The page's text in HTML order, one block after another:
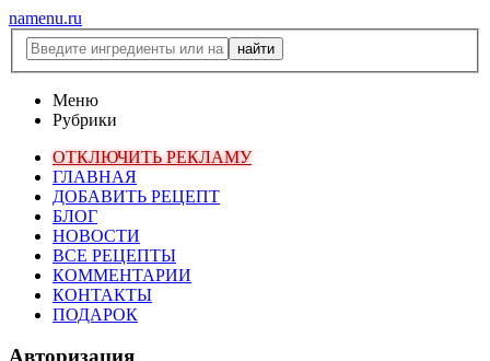
namenu.ru
Меню
Рубрики
ОТКЛЮЧИТЬ РЕКЛАМУ
ГЛАВНАЯ
ДОБАВИТЬ РЕЦЕПТ
БЛОГ
НОВОСТИ
ВСЕ РЕЦЕПТЫ
КОММЕНТАРИИ
КОНТАКТЫ
ПОДАРОК